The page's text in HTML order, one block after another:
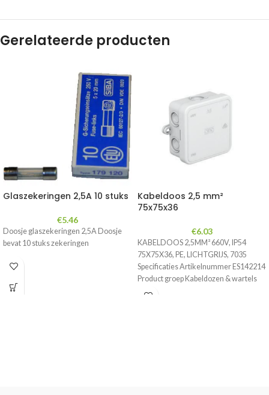
Gerelateerde producten
Glaszekeringen 2,5A 10 stuks
€5.46
Doosje glaszekeringen 2,5A Doosje
bevat 10 stuks zekeringen
Kabeldoos 2,5 mm²
75x75x36
€6.03
KABELDOOS 2,5MM² 660V, IP54
75X75X36, PE, LICHTGRIJS, 7035
Specificaties Artikelnummer ES142214
Product groep Kabeldozen & wartels
EAN Code 4012195151395